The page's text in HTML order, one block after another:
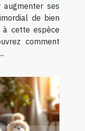
augmenter ses
de bien
cette espèce
comment